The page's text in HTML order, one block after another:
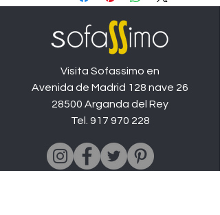
distintas opciones de apertura para
ver su precio.
Visita Sofassimo en
Avenida de Madrid 128 nave 26
28500 Arganda del Rey
Tel. 917 970 228